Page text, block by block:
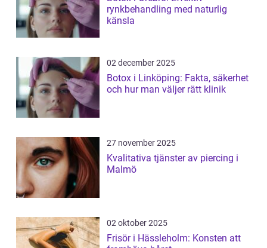
rynkbehandling med naturlig
känsla
02 december 2025
Botox i Linköping: Fakta, säkerhet
och hur man väljer rätt klinik
27 november 2025
Kvalitativa tjänster av piercing i
Malmö
02 oktober 2025
Frisör i Hässleholm: Konsten att